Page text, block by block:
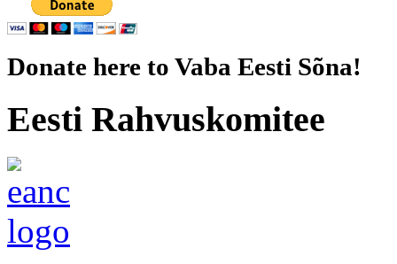
Donate here to Vaba Eesti Sõna!
Eesti Rahvuskomitee